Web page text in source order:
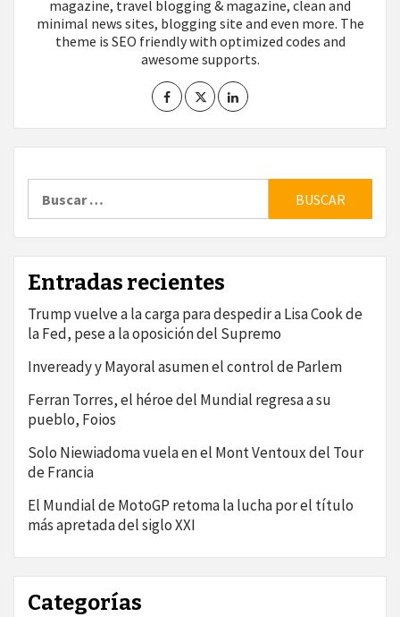
magazine, travel blogging & magazine, clean and
minimal news sites, blogging site and even more. The
theme is SEO friendly with optimized codes and
awesome supports.
Entradas recientes
Trump vuelve a la carga para despedir a Lisa Cook de
la Fed, pese a la oposición del Supremo
Inveready y Mayoral asumen el control de Parlem
Ferran Torres, el héroe del Mundial regresa a su
pueblo, Foios
Solo Niewiadoma vuela en el Mont Ventoux del Tour
de Francia
El Mundial de MotoGP retoma la lucha por el título
más apretada del siglo XXI
Categorías